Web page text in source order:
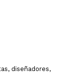
diseñadores,